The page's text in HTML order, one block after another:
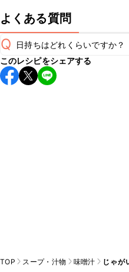
よくある質問
Q 日持ちはどれくらいですか？
保存期間は冷蔵で翌日中が目
し上がりください。
このレシピをシェアする
TOP スープ・汁物 味噌汁 じゃが